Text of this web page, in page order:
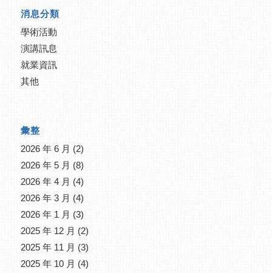
消息分類
學術活動
演講訊息
就業資訊
其他
彙整
2026 年 6 月 (2)
2026 年 5 月 (8)
2026 年 4 月 (4)
2026 年 3 月 (4)
2026 年 1 月 (3)
2025 年 12 月 (2)
2025 年 11 月 (3)
2025 年 10 月 (4)